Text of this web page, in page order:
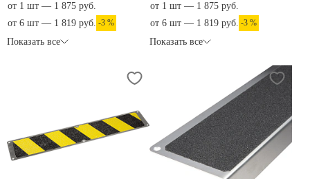
от 1 шт — 1 875 руб.
от 6 шт — 1 819 руб. -3 %
Показать все
от 1 шт — 1 875 руб.
от 6 шт — 1 819 руб. -3 %
Показать все